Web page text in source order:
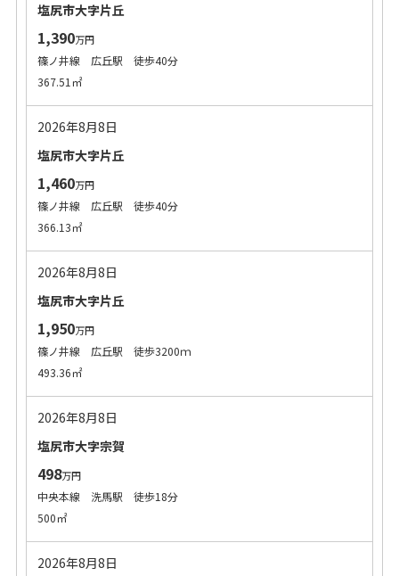
塩尻市大字片丘
1,390万円
篠ノ井線 広丘駅 徒歩40分
367.51㎡
2026年8月8日
塩尻市大字片丘
1,460万円
篠ノ井線 広丘駅 徒歩40分
366.13㎡
2026年8月8日
塩尻市大字片丘
1,950万円
篠ノ井線 広丘駅 徒歩3200ｍ
493.36㎡
2026年8月8日
塩尻市大字宗賀
498万円
中央本線 洗馬駅 徒歩18分
500㎡
2026年8月8日